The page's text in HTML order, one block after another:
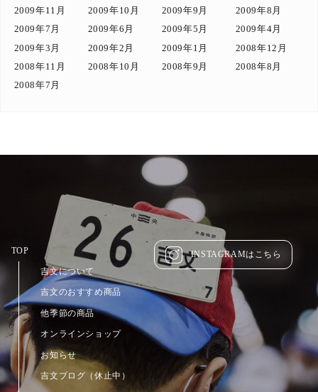
2009年11月
2009年10月 2009年9月
2009年8月
2009年7月
2009年6月 2009年5月
2009年4月
2009年3月
2009年2月 2009年1月
2008年12月
2008年11月
2008年10月 2008年9月
2008年8月
2008年7月
TOP
吉文について
吉文のおすすめ商品
他季節の商品
オンラインショップ
お知らせ
吉文ブログ（休止中）
INSTAGRAMはこちら